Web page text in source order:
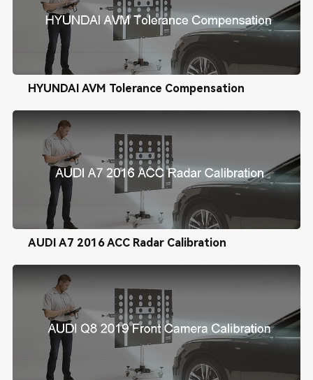
HYUNDAI AVM Tolerance Compensation
AUDI A7 2016 ACC Radar Calibration